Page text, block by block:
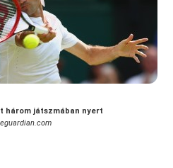
három játszmában nyert